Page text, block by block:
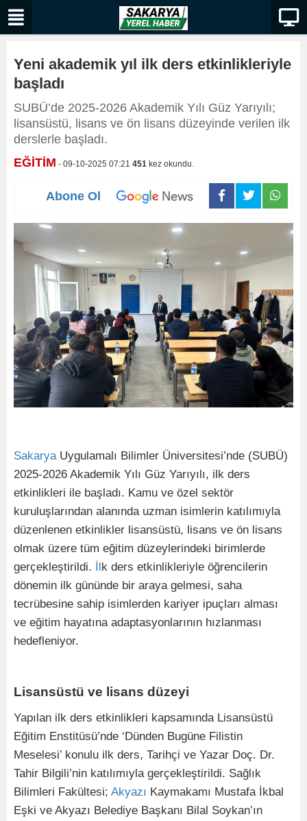
Yeni akademik yıl ilk ders etkinlikleriyle
başladı
SUBÜ’de 2025-2026 Akademik Yılı Güz Yarıyılı;
lisansüstü, lisans ve ön lisans düzeyinde verilen ilk
derslerle başladı.
EĞİTİM - 09-10-2025 07:21 451 kez okundu.
Abone Ol
SakaryaUygulamalı Bilimler Üniversitesi’nde (SUBÜ)
2025-2026 Akademik Yılı Güz Yarıyılı, ilk ders
etkinlikleri ile başladı. Kamu ve özel sektör
kuruluşlarından alanında uzman isimlerin katılımıyla
düzenlenen etkinlikler lisansüstü, lisans ve ön lisans
olmak üzere tüm eğitim düzeylerindeki birimlerde
gerçekleştirildi. İlk ders etkinlikleriyle öğrencilerin
dönemin ilk gününde bir araya gelmesi, saha
tecrübesine sahip isimlerden kariyer ipuçları alması
ve eğitim hayatına adaptasyonlarının hızlanması
hedefleniyor.
Lisansüstü ve lisans düzeyi
Yapılan ilk ders etkinlikleri kapsamında Lisansüstü
Eğitim Enstitüsü’nde ‘Dünden Bugüne Filistin
Meselesi’ konulu ilk ders, Tarihçi ve Yazar Doç. Dr.
Tahir Bilgili’nin katılımıyla gerçekleştirildi. Sağlık
Bilimleri Fakültesi; Akyazı Kaymakamı Mustafa İkbal
Eşki ve Akyazı Belediye Başkanı Bilal Soykan’ın